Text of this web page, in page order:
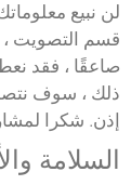
لن نبيع
قسم التصويت ،
صاعقًا ، فقد
ذلك ، سوف
إذن. شكرا
السلامة